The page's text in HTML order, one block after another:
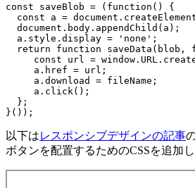
const saveBlob = (function() {
const a =
  document.body.appendChild(a);
  a.style.display = 'none';
return function saveData(blob,
const url =
     a.href = url;
     a.download = fileName;
     a.click();
  };
以下はレスポンシブデザインの記事
ボタンを配置するためのCSSを追加し